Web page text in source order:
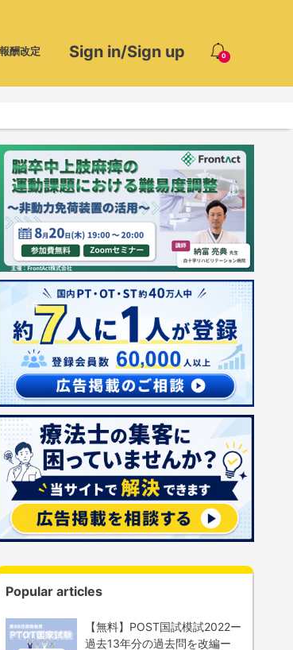
0
Sign in/Sign up
酬改定
Popular articles
【無料】POST国試模試2022ー
過去13年分の過去問を改編ー